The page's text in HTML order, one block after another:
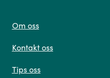
oss
Om oss
Kontakt oss
Tips oss